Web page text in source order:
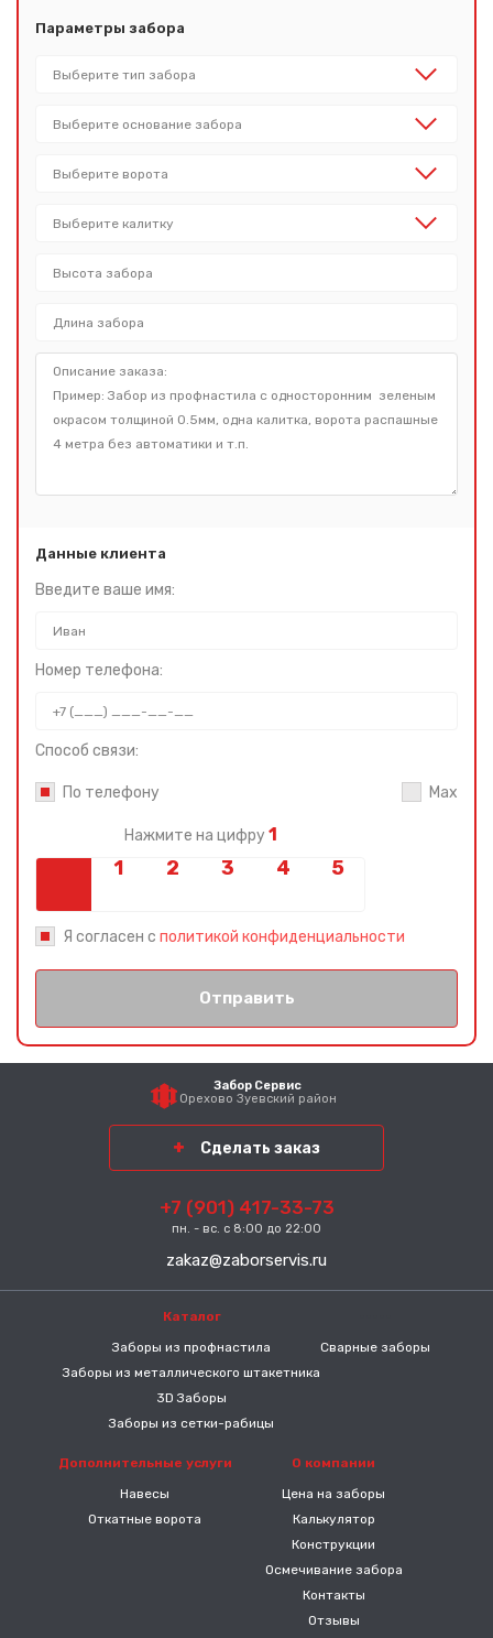
Параметры забора
Данные клиента
Введите ваше имя:
Номер телефона:
Способ связи:
По телефону Max
Нажмите на цифру 1
Я согласен с политикой конфиденциальности
Отправить
Забор Сервис
Орехово Зуевский район
Сделать заказ
+7 (901) 417-33-73
пн. - вс. с 8:00 до 22:00
zakaz@zaborservis.ru
Каталог
Заборы из профнастила
Заборы из металлического штакетника
3D Заборы
Заборы из сетки-рабицы
Сварные заборы
Дополнительные услуги
Навесы
Откатные ворота
О компании
Цена на заборы
Калькулятор
Конструкции
Осмечивание забора
Контакты
Отзывы